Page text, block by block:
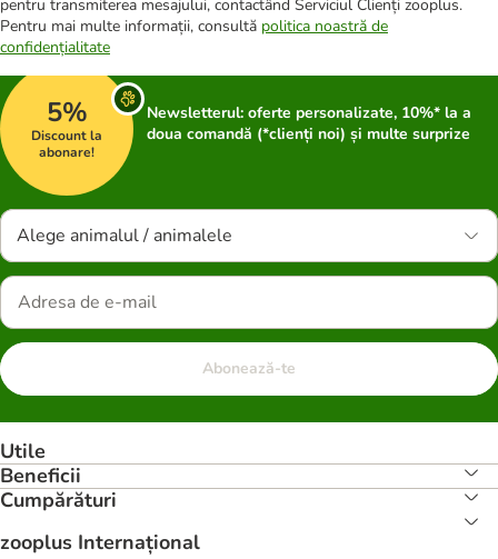
pentru transmiterea mesajului, contactând Serviciul Clienți zooplus.
Pentru mai multe informații, consultă politica noastră de
confidențialitate
5%
Discount la
abonare!
Newsletterul: oferte personalizate, 10%* la a
doua comandă (*clienți noi) și multe surprize
Alege animalul / animalele
Abonează-te
Utile
Beneficii
Cumpărături
zooplus Internațional